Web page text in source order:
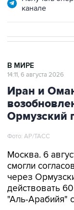
канале
В МИРЕ
14:11, 6 августа 2026
Иран и
Ормузский
Фото: AP/ТАСС
Москва. 6
смогли
через
действовать
"Аль-Арабийя"